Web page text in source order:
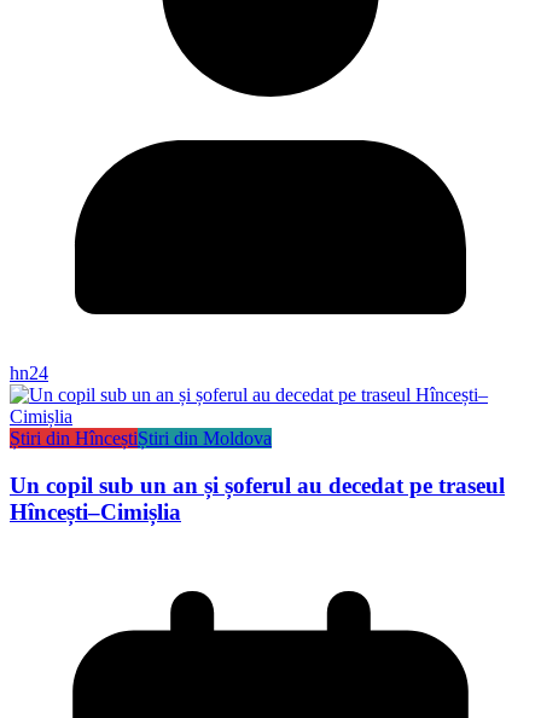
hn24
Știri din HînceștiȘtiri din Moldova
Un copil sub un an și șoferul au decedat pe traseul
Hîncești–Cimișlia